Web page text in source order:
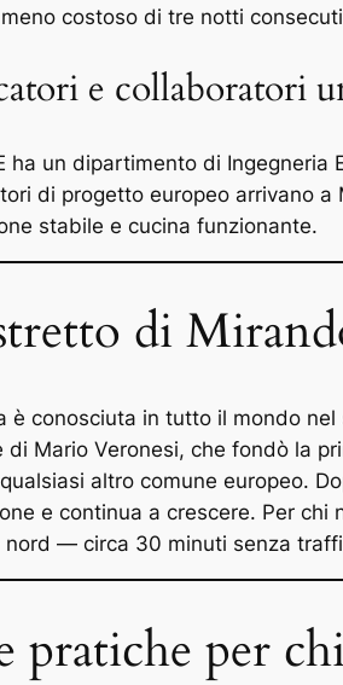
costoso di tre notti
e collaboratori
ha un dipartimento di
di progetto europeo arrivano
stabile e cucina funzionante.
di
è conosciuta in tutto il mondo
di Mario Veronesi, che fondò la
altro comune europeo.
e continua a crescere. Per
nord — circa 30 minuti senza
pratiche per